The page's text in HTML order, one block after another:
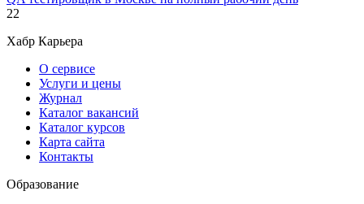
22
Хабр Карьера
О сервисе
Услуги и цены
Журнал
Каталог вакансий
Каталог курсов
Карта сайта
Контакты
Образование